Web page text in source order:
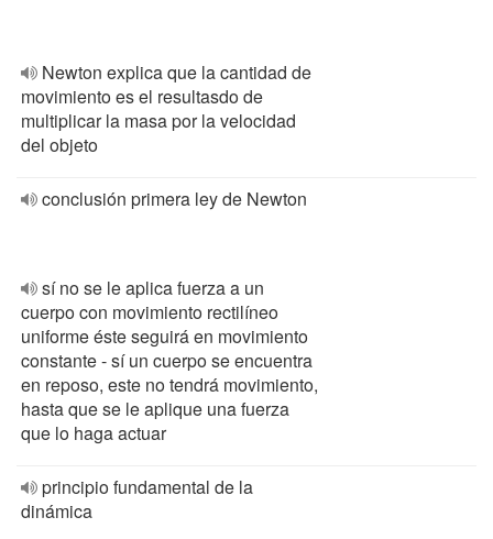
Newton explica que la cantidad de
movimiento es el resultasdo de
multiplicar la masa por la velocidad
del objeto
conclusión primera ley de Newton
sí no se le aplica fuerza a un
cuerpo con movimiento rectilíneo
uniforme éste seguirá en movimiento
constante - sí un cuerpo se encuentra
en reposo, este no tendrá movimiento,
hasta que se le aplique una fuerza
que lo haga actuar
principio fundamental de la
dinámica